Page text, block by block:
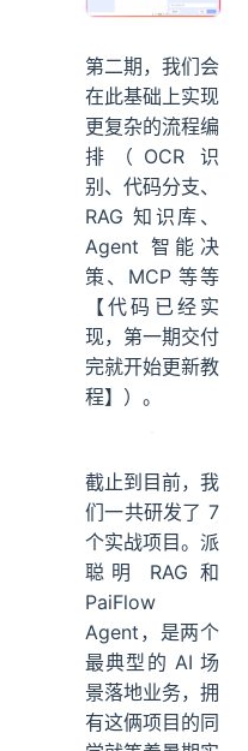
第二期，我们会
在此基础上实现
更复杂的流程编
排（OCR 识
别、代码分支、
RAG 知识库、
Agent 智能决
策、MCP 等等
【代码已经实
现，第一期交付
完就开始更新教
程】）。
截止到目前，我
们一共研发了 7
个实战项目。派
聪明 RAG 和
PaiFlow
Agent，是两个
最典型的 AI 场